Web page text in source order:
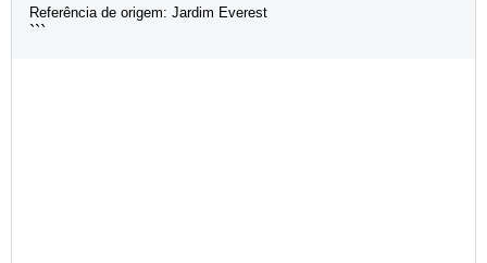
Referência de origem: Jardim Everest
```